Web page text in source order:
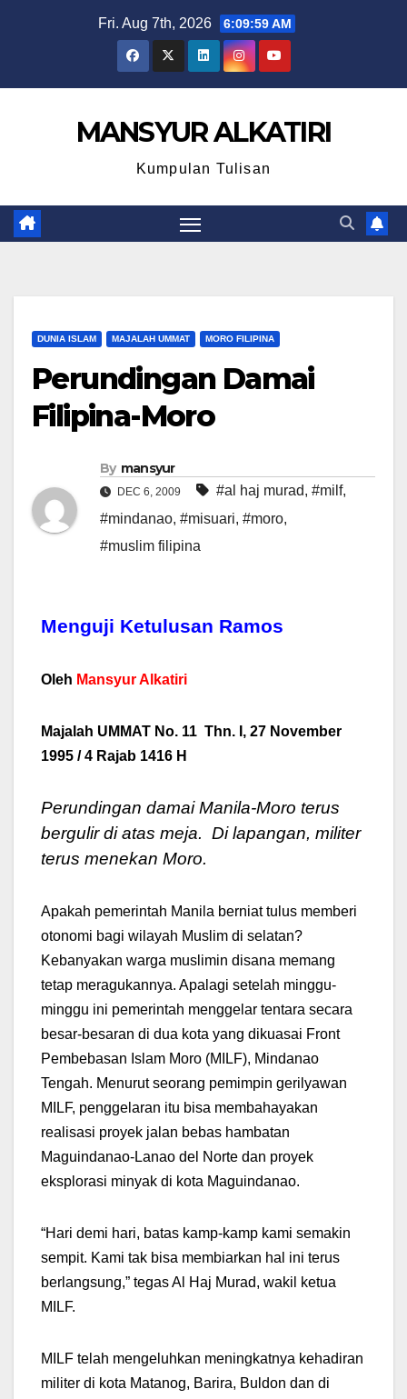
Fri. Aug 7th, 2026 6:09:59 AM
MANSYUR ALKATIRI
Kumpulan Tulisan
DUNIA ISLAM MAJALAH UMMAT MORO FILIPINA
Perundingan Damai
Filipina-Moro
By mansyur
DEC 6, 2009 #al haj murad, #milf,
#mindanao, #misuari, #moro,
#muslim filipina
Menguji Ketulusan Ramos
Oleh Mansyur Alkatiri
Majalah UMMAT No. 11 Thn. I, 27 November
1995 / 4 Rajab 1416 H
Perundingan damai Manila-Moro terus
bergulir di atas meja. Di lapangan, militer
terus menekan Moro.
Apakah pemerintah Manila berniat tulus memberi
otonomi bagi wilayah Muslim di selatan?
Kebanyakan warga muslimin disana memang
tetap meragukannya. Apalagi setelah minggu-
minggu ini pemerintah menggelar tentara secara
besar-besaran di dua kota yang dikuasai Front
Pembebasan Islam Moro (MILF), Mindanao
Tengah. Menurut seorang pemimpin gerilyawan
MILF, penggelaran itu bisa membahayakan
realisasi proyek jalan bebas hambatan
Maguindanao-Lanao del Norte dan proyek
eksplorasi minyak di kota Maguindanao.
“Hari demi hari, batas kamp-kamp kami semakin
sempit. Kami tak bisa membiarkan hal ini terus
berlangsung,” tegas Al Haj Murad, wakil ketua
MILF.
MILF telah mengeluhkan meningkatnya kehadiran
militer di kota Matanog, Barira, Buldon dan di